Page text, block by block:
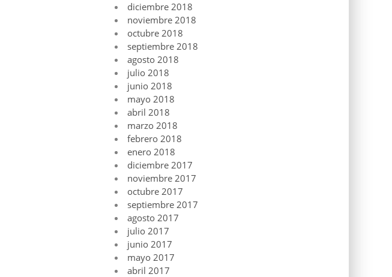
diciembre 2018
noviembre 2018
octubre 2018
septiembre 2018
agosto 2018
julio 2018
junio 2018
mayo 2018
abril 2018
marzo 2018
febrero 2018
enero 2018
diciembre 2017
noviembre 2017
octubre 2017
septiembre 2017
agosto 2017
julio 2017
junio 2017
mayo 2017
abril 2017